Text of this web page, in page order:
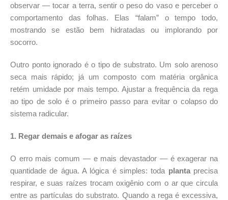
observar — tocar a terra, sentir o peso do vaso e perceber o
comportamento das folhas. Elas “falam” o tempo todo,
mostrando se estão bem hidratadas ou implorando por
socorro.
Outro ponto ignorado é o tipo de substrato. Um solo arenoso
seca mais rápido; já um composto com matéria orgânica
retém umidade por mais tempo. Ajustar a frequência da rega
ao tipo de solo é o primeiro passo para evitar o colapso do
sistema radicular.
1. Regar demais e afogar as raízes
O erro mais comum — e mais devastador — é exagerar na
quantidade de água. A lógica é simples: toda plantaprecisa
respirar, e suas raízes trocam oxigênio com o ar que circula
entre as partículas do substrato. Quando a rega é excessiva,